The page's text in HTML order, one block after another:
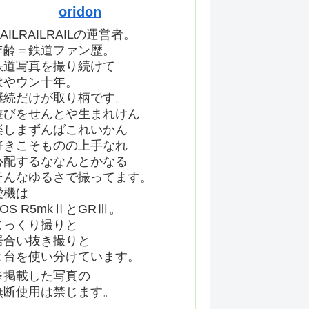
oridon
の運営者。
齢＝鉄道ファン歴。
道写真を撮り続けて
やウン十年。
続だけが取り柄です。
びをせんとや生まれけん
しまずんばこれいかん
きこそものの上手なれ
配するななんとかなる
んなゆるさで撮ってます。
機は
R5mkⅡとGRⅢ。
っくり撮りと
合い抜き撮りと
台を使い分けています。
載した写真の
断使用は禁じます。